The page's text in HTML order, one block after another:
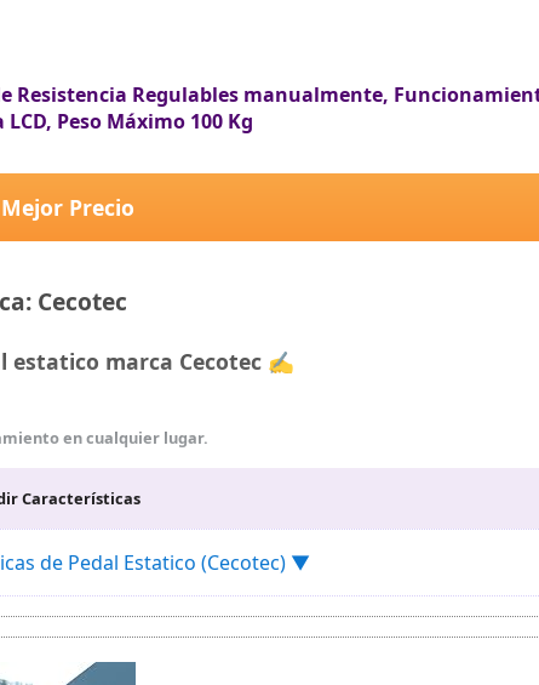
Resistencia Regulables manualmente,
Peso Máximo 100 Kg
Cecotec
Precio
estatico marca Cecotec ✍
en cualquier lugar.
distancia, modo y rpm.
a las condiciones de cada uno.
Características
de Pedal Estatico (Cecotec) ▼